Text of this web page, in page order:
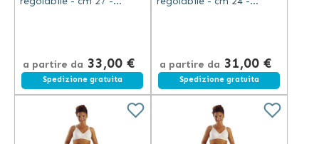
a partire da 33,00 €
Spedizione gratuita
a partire da 31,00 €
Spedizione gratuita